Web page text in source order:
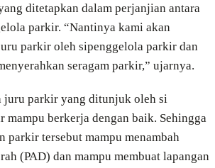
ditetapkan dalam perjanjian antara
parkir. “Nantinya kami akan
parkir oleh sipenggelola parkir dan
seragam parkir,” ujarnya.
juru parkir yang ditunjuk oleh si
mampu berkerja dengan baik. Sehingga
parkir tersebut mampu menambah
(PAD) dan mampu membuat lapangan